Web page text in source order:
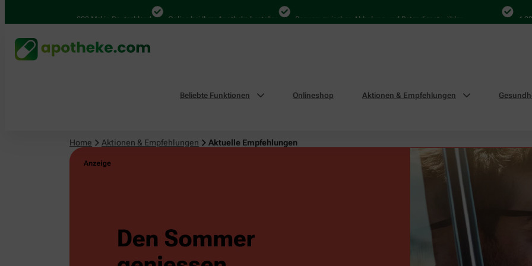
4.000 Mal in Deutschland Online bei Ihrer Apotheke bestellen Bequem zwischen Abholung und Botendienst wählen 4.000 Mal
Beliebte Funktionen Onlineshop Aktionen & Empfehlungen
Home Aktionen & Empfehlungen Aktuelle Empfehlungen